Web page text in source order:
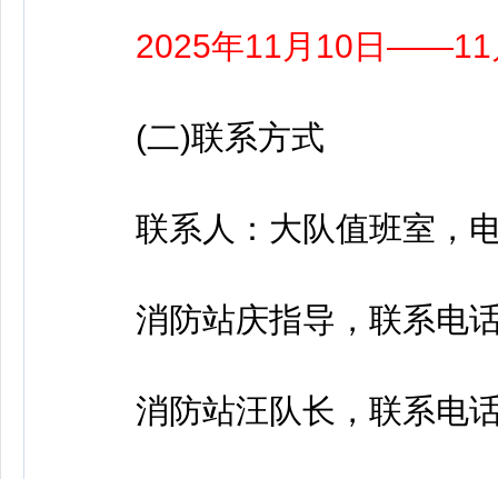
2025年11月10日——11
(二)联系方式
联系人：大队值班室，电
消防站庆指导，联系电
消防站汪队长，联系电话